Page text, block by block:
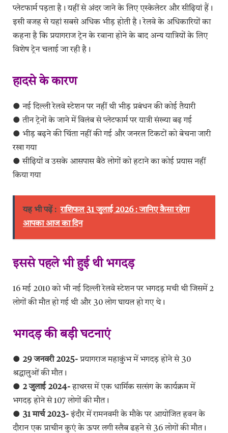
प्लेटफार्म पड़ता है। यहीं से अंदर जाने के लिए एस्केलेटर और सीढ़ियां हैं।
इसी वजह से यहां सबसे अधिक भीड़ होती है। रेलवे के अधिकारियों का
कहना है कि प्रयागराज ट्रेन के रवाना होने के बाद अन्य यात्रियों के लिए
विशेष ट्रेन चलाई जा रही है।
हादसे के कारण
● नई दिल्ली रेलवे स्टेशन पर नहीं थी भीड़ प्रबंधन की कोई तैयारी
● तीन ट्रेनों के जाने में विलंब से प्लेटफार्म पर यात्री संख्या बढ़ गई
● भीड़ बढ़ने की चिंता नहीं की गई और जनरल टिकटों को बेचना जारी
रखा गया
● सीढ़ियों व उसके आसपास बैठे लोगों को हटाने का कोई प्रयास नहीं
किया गया
यह भी पढ़ें : राशिफल 31 जुलाई 2026 : जानिए कैसा रहेगा
आपका आज का दिन
इससे पहले भी हुई थी भगदड़
16 मई 2010 को भी नई दिल्ली रेलवे स्टेशन पर भगदड़ मची थी जिसमें 2
लोगों की मौत हो गई थी और 30 लोग घायल हो गए थे।
भगदड़ की बड़ी घटनाएं
● 29 जनवरी 2025- प्रयागराज महाकुंभ में भगदड़ होने से 30
श्रद्धालुओं की मौत।
● 2 जुलाई 2024-हाथरस में एक धार्मिक सत्संग के कार्यक्रम में
भगदड़ होने से 107 लोगों की मौत।
● 31 मार्च 2023-इंदौर में रामनवमी के मौके पर आयोजित हवन के
दौरान एक प्राचीन कुएं के ऊपर लगी स्लैब ढहने से 36 लोगों की मौत।